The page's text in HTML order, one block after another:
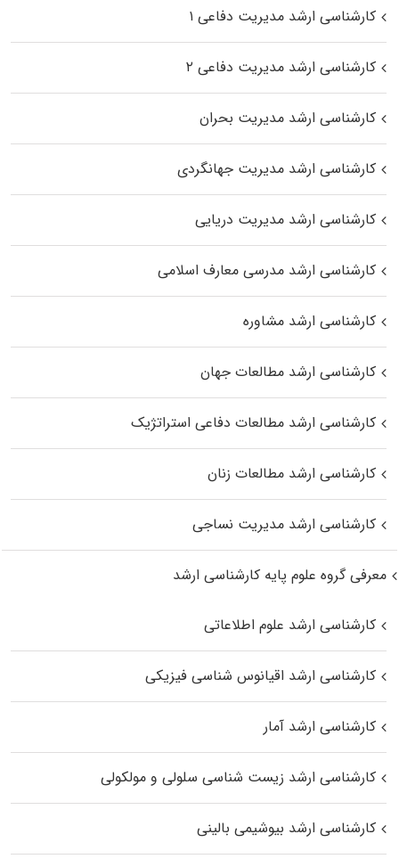
کارشناسی ارشد مدیریت دفاعی ۱
کارشناسی ارشد مدیریت دفاعی ۲
کارشناسی ارشد مدیریت بحران
کارشناسی ارشد مدیریت جهانگردی
کارشناسی ارشد مدیریت دریایی
کارشناسی ارشد مدرسی معارف اسلامی
کارشناسی ارشد مشاوره
کارشناسی ارشد مطالعات جهان
کارشناسی ارشد مطالعات دفاعی استراتژیک
کارشناسی ارشد مطالعات زنان
کارشناسی ارشد مدیریت نساجی
معرفی گروه علوم پایه کارشناسی ارشد
کارشناسی ارشد علوم اطلاعاتی
کارشناسی ارشد اقیانوس‌ شناسی فیزیکی
کارشناسی ارشد آمار
کارشناسی ارشد زیست شناسی سلولی و مولکولی
کارشناسی ارشد بیوشیمی بالینی